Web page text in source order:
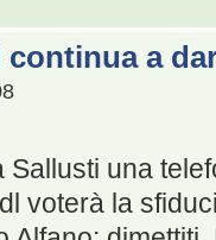
a
una
voterà la